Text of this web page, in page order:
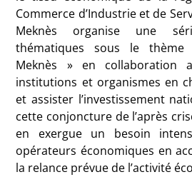
Commerce d’Industrie et de
Meknès organise une
thématiques sous le thème
Meknès » en collaboration
institutions et organismes en
et assister l’investissement
cette conjoncture de l’après
en exergue un besoin
opérateurs économiques en
la relance prévue de l’activité